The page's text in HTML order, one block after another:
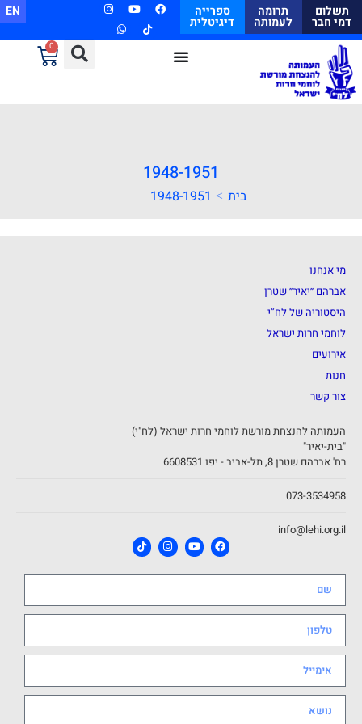
תשלום
דמי חבר
תרומה
לעמותה
ספרייה
דיגיטלית
EN
0
1948-1951
בית >
1948-1951
מי אנחנו
אברהם ״יאיר״ שטרן
היסטוריה של לח”י
לוחמי חרות ישראל
אירועים
חנות
צור קשר
העמותה להנצחת מורשת לוחמי חרות ישראל (לח"י)
"בית-יאיר"
רח' אברהם שטרן 8, תל-אביב - יפו 6608531
073-3534958
info@lehi.org.il